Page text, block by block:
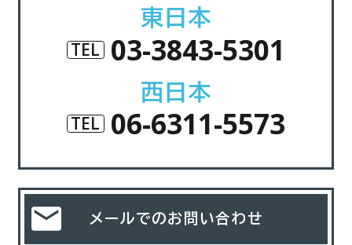
東日本
TEL 03-3843-5301
西日本
TEL 06-6311-5573
メールでのお問い合わせ